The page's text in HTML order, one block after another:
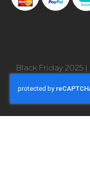
Black Friday 2025 |